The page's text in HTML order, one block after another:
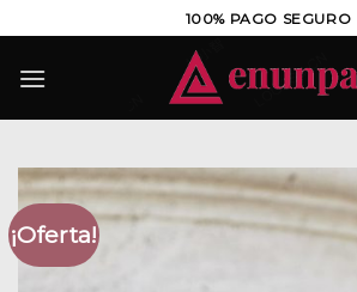
al
contenido
100% PAGO SEGURO
¡Oferta!